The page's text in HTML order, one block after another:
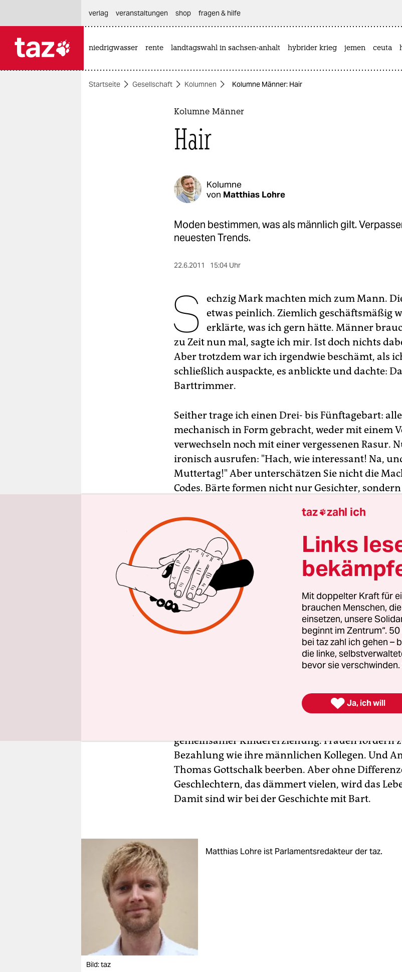
themen
verlag
veranstaltungen shop fragen & hilfe
niedrigwasser rente landtagswahl in sachsen-anhalt hybrider krieg jemen ceuta
Startseite Gesellschaft Kolumnen Kolumne Männer: Hair
Kolumne Männer
Hair
Kolumne
von Matthias Lohre
Moden bestimmen, was als männlich gilt.
neuesten Trends.
22.6.2011 15:04 Uhr
S
echzig Mark machten mich zum Mann.
etwas peinlich. Ziemlich geschäftsmäßig
erklärte, was ich gern hätte. Männer
zu Zeit nun mal, sagte ich mir. Ist doch nichts
Aber trotzdem war ich irgendwie beschämt, als
schließlich auspackte, es anblickte und dachte:
Barttrimmer.
Seither trage ich einen Drei- bis Fünftagebart:
mechanisch in Form gebracht, weder mit einem
verwechseln noch mit einer vergessenen Rasur.
ironisch ausrufen: "Hach, wie interessant! Na,
Muttertag!" Aber unterschätzen Sie nicht die
Codes. Bärte formen nicht nur Gesichter,
Männer und Frauen nähern sich einander in
gemeinsamer Kindererziehung. Frauen fordern
Bezahlung wie ihre männlichen Kollegen. Und
Thomas Gottschalk beerben. Aber ohne
Geschlechtern, das dämmert vielen, wird das
Damit sind wir bei der Geschichte mit Bart.
Bild: taz
Matthias Lohre ist Parlamentsredakteur der taz.
taz zahl ich
Links
Mit doppelter Kraft für
brauchen Menschen,
einsetzen, unsere
beginnt im Zentrum“.
bei taz zahl ich gehen –
die linke,
bevor sie
 Ja, ich will